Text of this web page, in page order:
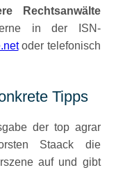
Rechtsanwälte
in der ISN-
oder telefonisch
Tipps
der top agrar
Staack die
auf und gibt